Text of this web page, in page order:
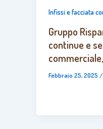
Infissi e facciata
Gruppo
continue e
Febbraio 25, 2025 /